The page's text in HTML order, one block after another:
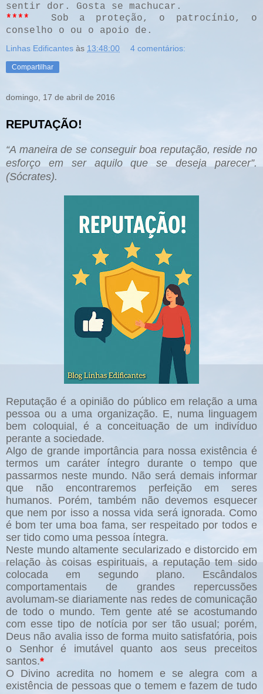
sentir dor. Gosta se machucar.
****
Sob a proteção, o patrocínio, o
conselho o ou o apoio de.
Linhas Edificantes às 13:48:00 4 comentários:
Compartilhar
domingo, 17 de abril de 2016
REPUTAÇÃO!
“A maneira de se conseguir boa reputação, reside no
esforço em ser aquilo que se deseja parecer”.
(Sócrates).
Reputação é a opinião do público em relação a uma
pessoa ou a uma organização. E, numa linguagem
bem coloquial, é a conceituação de um indivíduo
perante a sociedade.
Algo de grande importância para nossa existência é
termos um caráter íntegro durante o tempo que
passarmos neste mundo. Não será demais informar
que não encontraremos perfeição em seres
humanos. Porém, também não devemos esquecer
que nem por isso a nossa vida será ignorada. Como
é bom ter uma boa fama, ser respeitado por todos e
ser tido como uma pessoa íntegra.
Neste mundo altamente secularizado e distorcido em
relação às coisas espirituais, a reputação tem sido
colocada em segundo plano. Escândalos
comportamentais de grandes repercussões
avolumam-se diariamente nas redes de comunicação
de todo o mundo. Tem gente até se acostumando
com esse tipo de notícia por ser tão usual; porém,
Deus não avalia isso de forma muito satisfatória, pois
o Senhor é imutável quanto aos seus preceitos
santos.*
O Divino acredita no homem e se alegra com a
existência de pessoas que o temem e fazem de tudo